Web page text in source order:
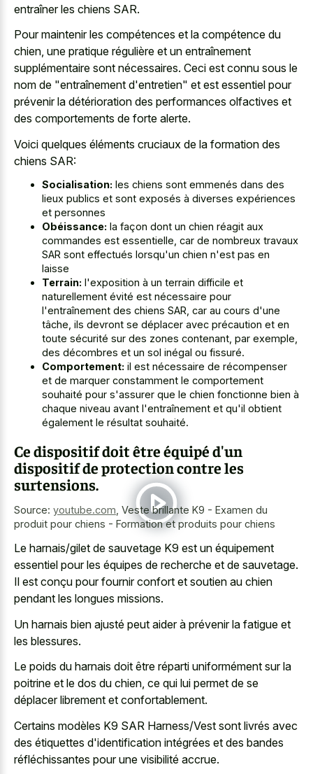
entraîner les chiens SAR.
Pour maintenir les compétences et la compétence du
chien, une pratique régulière et un entraînement
supplémentaire sont nécessaires. Ceci est connu sous le
nom de "entraînement d'entretien" et est essentiel pour
prévenir la détérioration des performances olfactives et
des comportements de forte alerte.
Voici quelques éléments cruciaux de la formation des
chiens SAR:
Socialisation: les chiens sont emmenés dans des
lieux publics et sont exposés à diverses expériences
et personnes
Obéissance: la façon dont un chien réagit aux
commandes est essentielle, car de nombreux travaux
SAR sont effectués lorsqu'un chien n'est pas en
laisse
Terrain: l'exposition à un terrain difficile et
naturellement évité est nécessaire pour
l'entraînement des chiens SAR, car au cours d'une
tâche, ils devront se déplacer avec précaution et en
toute sécurité sur des zones contenant, par exemple,
des décombres et un sol inégal ou fissuré.
Comportement: il est nécessaire de récompenser
et de marquer constamment le comportement
souhaité pour s'assurer que le chien fonctionne bien à
chaque niveau avant l'entraînement et qu'il obtient
également le résultat souhaité.
Ce dispositif doit être équipé d'un
dispositif de protection contre les
surtensions.
Source: youtube.com Veste brillante K9 - Examen du
produit pour chiens - Formation et produits pour chiens
Le harnais/gilet de sauvetage K9 est un équipement
essentiel pour les équipes de recherche et de sauvetage.
Il est conçu pour fournir confort et soutien au chien
pendant les longues missions.
Un harnais bien ajusté peut aider à prévenir la fatigue et
les blessures.
Le poids du harnais doit être réparti uniformément sur la
poitrine et le dos du chien, ce qui lui permet de se
déplacer librement et confortablement.
Certains modèles K9 SAR Harness/Vest sont livrés avec
des étiquettes d'identification intégrées et des bandes
réfléchissantes pour une visibilité accrue.